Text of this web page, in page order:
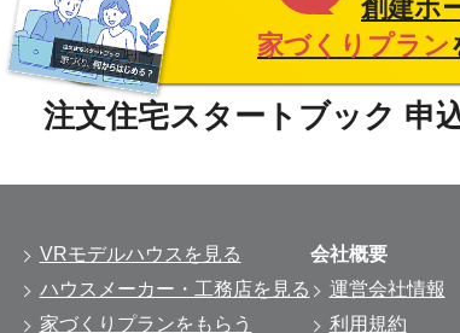
創建ホ
家づくりプラン
VRモデルハウスを見る
ハウスメーカー・工務店を見る
家づくりプランをもらう
会社概要
運営会社情報
利用規約